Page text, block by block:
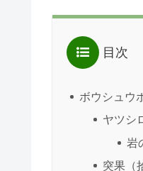
目次
ボウシュウ
ヤツシ
岩
突果（